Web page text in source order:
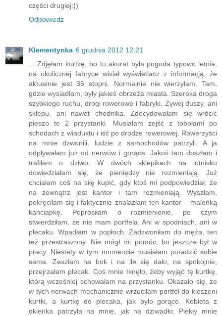
się dopiero na drugim. I tam wściekła wyszłam...(koniec
części drugiej:))
Klementynka
6 grudnia 2012 12:21
... Zdjęłam kurtkę, bo tu akurat była pogoda typowo letnia,
na okolicznej fabryce wisiał wyświetlacz z informacją, że
aktualnie jest 35 stopni. Normalnie nie wierzyłam. Tam,
gdzie wysiadłam, były jakieś obrzeża miasta. Szeroka droga
szybkiego ruchu, drogi rowerowe i fabryki. Żywej duszy, ani
sklepu, ani nawet chodnika. Zdecydowałam się wrócić
pieszo te 2 przystanki. Musiałam zejść z tobołami po
schodach z wiaduktu i iść po drodze rowerowej. Rowerzyści
na mnie dzwonili, ludzie z samochodów patrzyli. A ja
odpływałam już od nerwów i gorąca. Jakoś tam doszłam i
trafiłam o dziwo. W dwóch sklepikach na lotnisku
dowiedziałam się, że pieniędzy nie rozmieniają. Już
chciałam coś na siłę kupić, gdy ktoś mi podpowiedział, że
na zewnątrz jest kantor i tam rozmieniają. Wyszłam,
pokręciłam się i faktycznie znalazłam ten kantor – maleńką
kanciapkę. Poprosiłam o rozmienienie, po czym
stwierdziłam, że nie mam portfela. Ani w spodniach, ani w
plecaku. Wpadłam w popłoch. Zadzwoniłam do męża, ten
też przestraszony. Nie mógł mi pomóc, bo jeszcze był w
pracy. Niestety w tym momencie musiałam poradzić sobie
sama. Zeszłam na bok i na ile się dało, na spokojnie,
przejrzałam plecak. Coś mnie tknęło, żeby wyjąć tę kurtkę,
którą wcześniej schowałam na przystanku. Okazało się, że
w tych nerwach mechanicznie wrzuciłam portfel do kieszeni
kurtki, a kurtkę do plecaka, jak było gorąco. Kobieta z